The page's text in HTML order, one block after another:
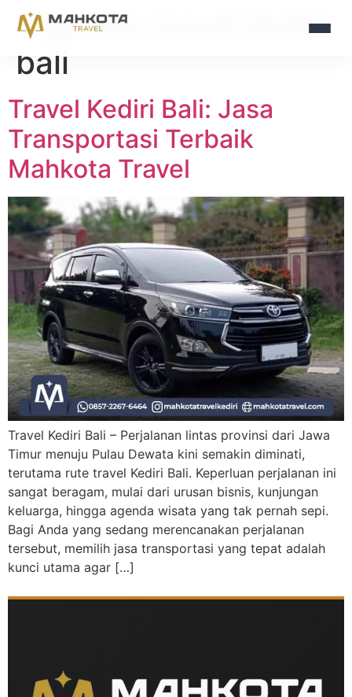
Tag:info travel kediri
bali
Travel Kediri Bali: Jasa
Transportasi Terbaik
Mahkota Travel
Travel Kediri Bali – Perjalanan lintas provinsi dari Jawa
Timur menuju Pulau Dewata kini semakin diminati,
terutama rute travel Kediri Bali. Keperluan perjalanan ini
sangat beragam, mulai dari urusan bisnis, kunjungan
keluarga, hingga agenda wisata yang tak pernah sepi.
Bagi Anda yang sedang merencanakan perjalanan
tersebut, memilih jasa transportasi yang tepat adalah
kunci utama agar […]